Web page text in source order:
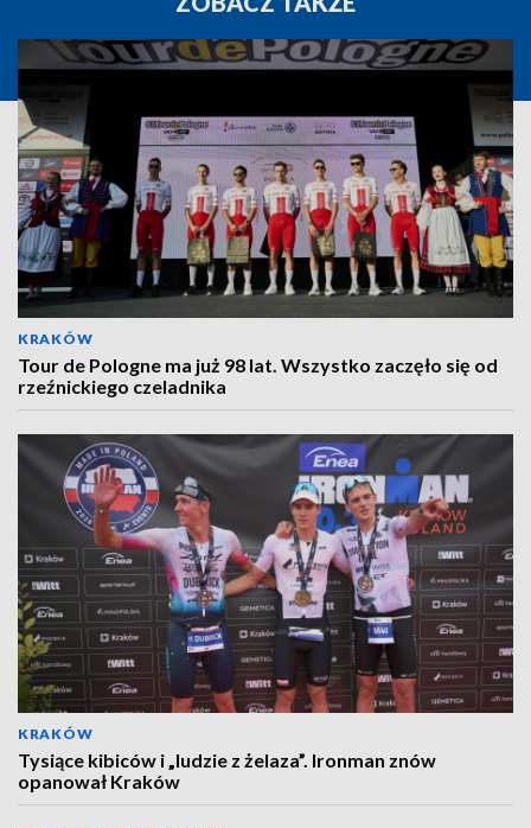
KRAKÓW
Tour de Pologne ma już 98 lat. Wszystko zaczęło się od
rzeźnickiego czeladnika
KRAKÓW
Tysiące kibiców i „ludzie z żelaza”. Ironman znów
opanował Kraków